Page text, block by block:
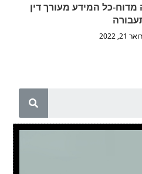
כל המידע מעורך דין
2022